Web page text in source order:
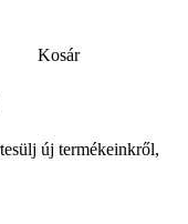
Kosár
új termékeinkről,